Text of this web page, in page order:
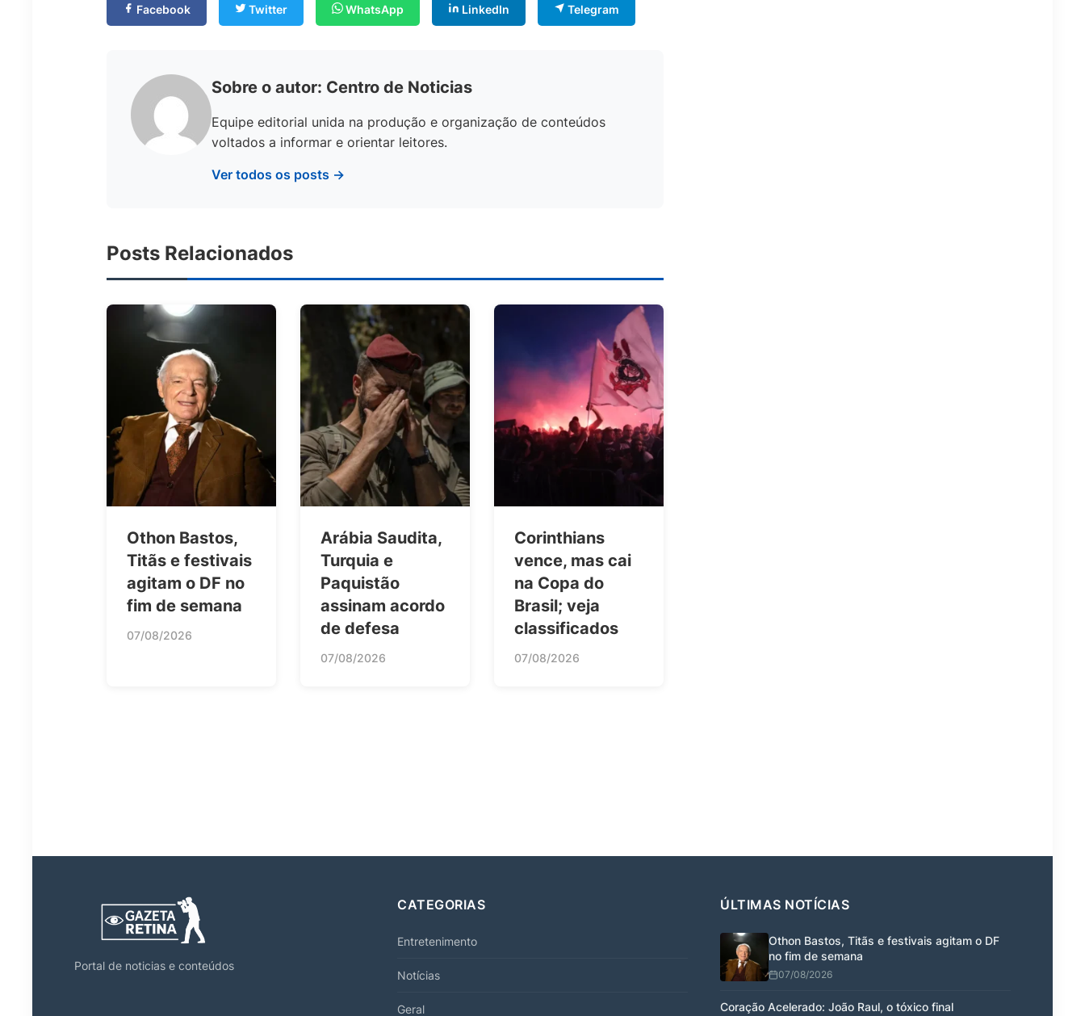
Facebook Twitter WhatsApp LinkedIn Telegram
Sobre o autor: Centro de Noticias
Equipe editorial unida na produção e organização de conteúdos
voltados a informar e orientar leitores.
Ver todos os posts →
Posts Relacionados
Othon Bastos,
Titãs e festivais
agitam o DF no
fim de semana
07/08/2026
Arábia Saudita,
Turquia e
Paquistão
assinam acordo
de defesa
07/08/2026
Corinthians
vence, mas cai
na Copa do
Brasil; veja
classificados
07/08/2026
Portal de noticias e conteúdos
CATEGORIAS
Entretenimento
Notícias
Geral
ÚLTIMAS NOTÍCIAS
Othon Bastos, Titãs e festivais agitam o DF
no fim de semana
07/08/2026
Coração Acelerado: João Raul, o tóxico final